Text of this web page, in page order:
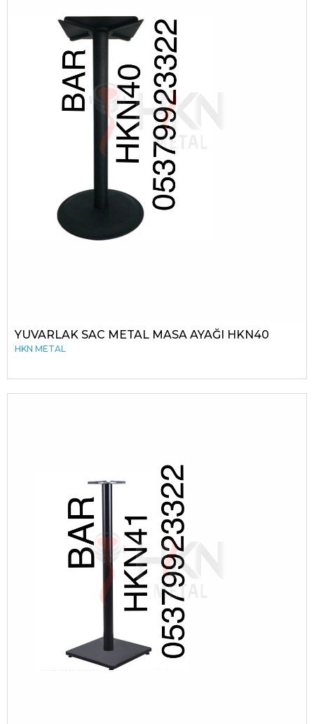
YUVARLAK SAC METAL MASA AYAĞI HKN40
HKN METAL